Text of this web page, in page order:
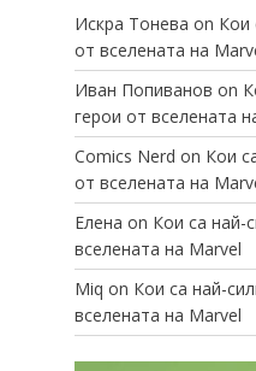
Искра Тонева on Кои
от вселената на
Иван Попиванов on
герои от вселената
Comics Nerd on Кои
от вселената на
Елена on Кои са най-
вселената на Marvel
Miq on Кои са най-
вселената на Marvel